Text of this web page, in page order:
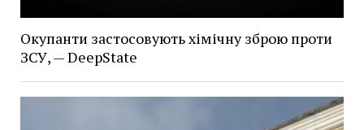
Окупанти застосовують хімічну зброю проти
ЗСУ, — DeepState